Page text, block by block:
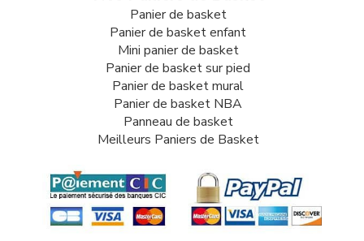
Panier de basket
Panier de basket enfant
Mini panier de basket
Panier de basket sur pied
Panier de basket mural
Panier de basket NBA
Panneau de basket
Meilleurs Paniers de Basket